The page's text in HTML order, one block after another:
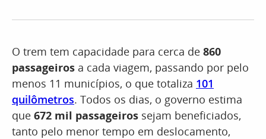
O trem tem capacidade para cerca de 860
passageiros a cada viagem, passando por pelo
menos 11 municípios, o que totaliza 101
quilômetros. Todos os dias, o governo estima
que 672 mil passageiros sejam beneficiados,
tanto pelo menor tempo em deslocamento,